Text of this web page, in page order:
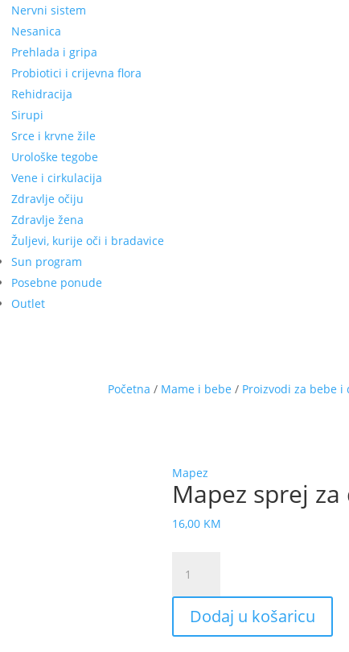
Nervni sistem
Nesanica
Prehlada i gripa
Probiotici i crijevna flora
Rehidracija
Sirupi
Srce i krvne žile
Urološke tegobe
Vene i cirkulacija
Zdravlje očiju
Zdravlje žena
Žuljevi, kurije oči i bradavice
Sun program
Posebne ponude
Outlet
Početna / Mame i bebe / Proizvodi za bebe i
Mapez
Mapez sprej
16,00 KM
sprej
za
djecu
100
Dodaj u košaricu